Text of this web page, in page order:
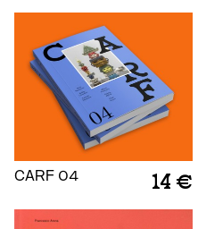
CARF 04 14 €